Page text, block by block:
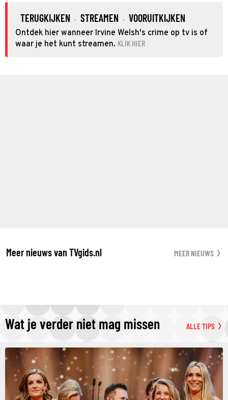
TERUGKIJKEN · STREAMEN · VOORUITKIJKEN
Ontdek hier wanneer Irvine Welsh's crime op tv is of
waar je het kunt streamen. KLIK HIER
Meer nieuws van TVgids.nl MEER NIEUWS
Wat je verder niet mag missen ALLE TIPS